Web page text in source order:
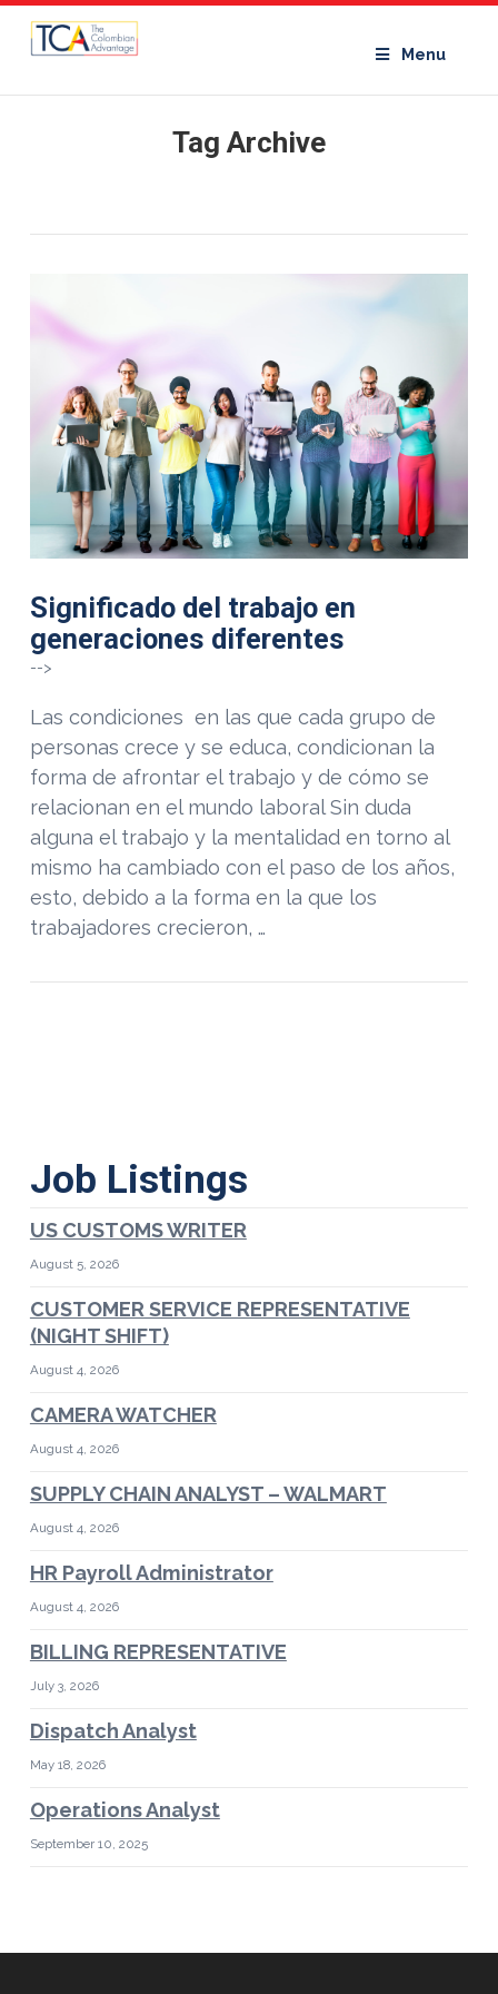
Menu
Tag Archive
VIEW POST
Significado del trabajo en
generaciones diferentes
-->
Las condiciones en las que cada grupo de
personas crece y se educa, condicionan la
forma de afrontar el trabajo y de cómo se
relacionan en el mundo laboral Sin duda
alguna el trabajo y la mentalidad en torno al
mismo ha cambiado con el paso de los años,
esto, debido a la forma en la que los
trabajadores crecieron, …
Job Listings
US CUSTOMS WRITER
August 5, 2026
CUSTOMER SERVICE REPRESENTATIVE
(NIGHT SHIFT)
August 4, 2026
CAMERA WATCHER
August 4, 2026
SUPPLY CHAIN ANALYST – WALMART
August 4, 2026
HR Payroll Administrator
August 4, 2026
BILLING REPRESENTATIVE
July 3, 2026
Dispatch Analyst
May 18, 2026
Operations Analyst
September 10, 2025